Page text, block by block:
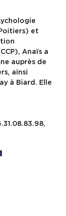
et
Anaïs a
auprès de
ainsi
à Biard. Elle